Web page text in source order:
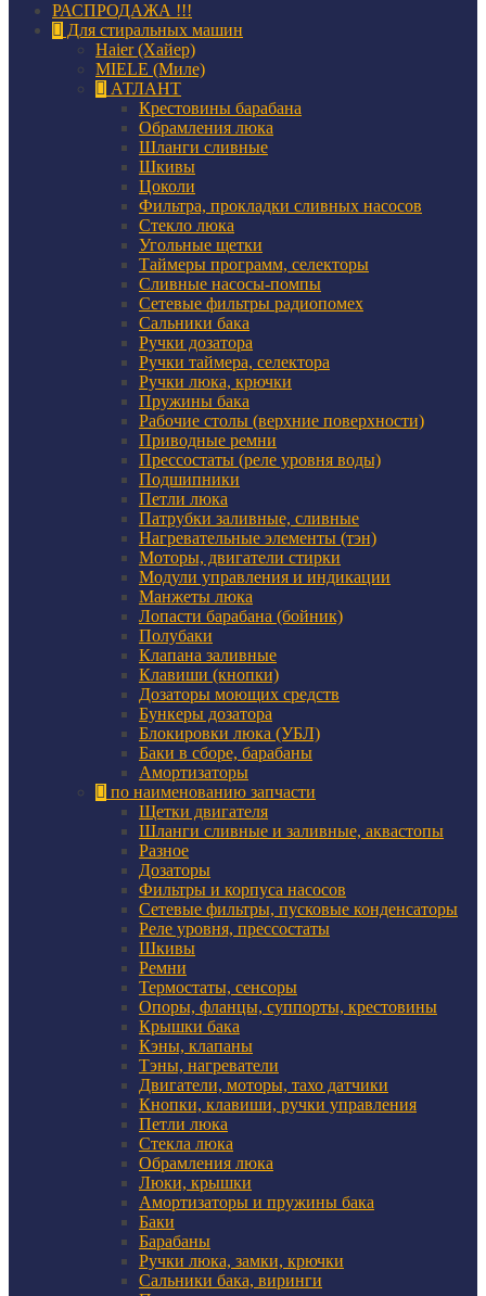
РАСПРОДАЖА !!!
Для стиральных машин
Haier (Хайер)
MIELE (Миле)
АТЛАНТ
Крестовины барабана
Обрамления люка
Шланги сливные
Шкивы
Цоколи
Фильтра, прокладки сливных насосов
Стекло люка
Угольные щетки
Таймеры программ, селекторы
Сливные насосы-помпы
Сетевые фильтры радиопомех
Сальники бака
Ручки дозатора
Ручки таймера, селектора
Ручки люка, крючки
Пружины бака
Рабочие столы (верхние поверхности)
Приводные ремни
Прессостаты (реле уровня воды)
Подшипники
Петли люка
Патрубки заливные, сливные
Нагревательные элементы (тэн)
Моторы, двигатели стирки
Модули управления и индикации
Манжеты люка
Лопасти барабана (бойник)
Полубаки
Клапана заливные
Клавиши (кнопки)
Дозаторы моющих средств
Бункеры дозатора
Блокировки люка (УБЛ)
Баки в сборе, барабаны
Амортизаторы
по наименованию запчасти
Щетки двигателя
Шланги сливные и заливные, аквастопы
Разное
Дозаторы
Фильтры и корпуса насосов
Сетевые фильтры, пусковые конденсаторы
Реле уровня, прессостаты
Шкивы
Ремни
Термостаты, сенсоры
Опоры, фланцы, суппорты, крестовины
Крышки бака
Кэны, клапаны
Тэны, нагреватели
Двигатели, моторы, тахо датчики
Кнопки, клавиши, ручки управления
Петли люка
Стекла люка
Обрамления люка
Люки, крышки
Амортизаторы и пружины бака
Баки
Барабаны
Ручки люка, замки, крючки
Сальники бака, виринги